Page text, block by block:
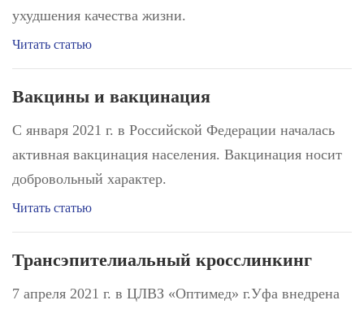
ухудшения качества жизни.
Читать статью
Вакцины и вакцинация
С января 2021 г. в Российской Федерации началась
активная вакцинация населения. Вакцинация носит
добровольный характер.
Читать статью
Трансэпителиальный кросслинкинг
7 апреля 2021 г. в ЦЛВЗ «Оптимед» г.Уфа внедрена